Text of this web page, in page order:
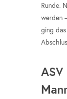
Runde.
werden
ging